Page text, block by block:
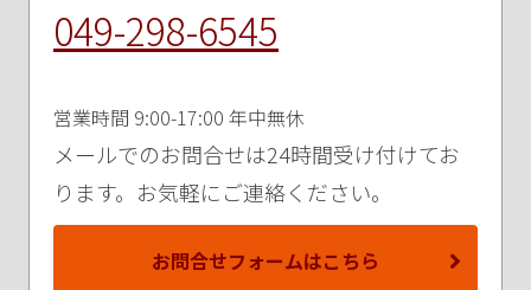
049-298-6545
営業時間 9:00-17:00 年中無休
メールでのお問合せは24時間受け付けてお
ります。お気軽にご連絡ください。
お問合せフォームはこちら